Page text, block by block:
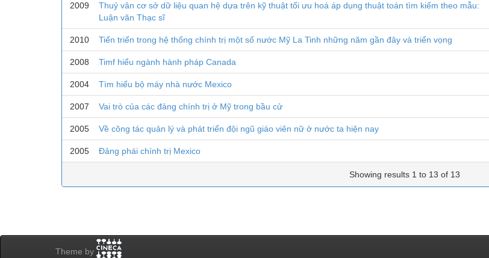
2009
Thuỷ vân cơ sở dữ liệu quan hệ dựa trên kỹ thuật tối ưu hoá áp dụng thuật toán tìm kiếm theo mẫu:
Luận văn Thạc sĩ
2010 Tiến triển trong hệ thống chính trị một số nước Mỹ La Tinh những năm gần đây và triển vọng
2008 Timf hiểu ngành hành pháp Canada
2004 Tìm hiểu bộ máy nhà nước Mexico
2007 Vai trò của các đảng chính trị ở Mỹ trong bầu cử
2005 Về công tác quản lý và phát triển đội ngũ giáo viên nữ ở nước ta hiện nay
2005 Đảng phái chính trị Mexico
Showing results 1 to 13 of 13
Theme by